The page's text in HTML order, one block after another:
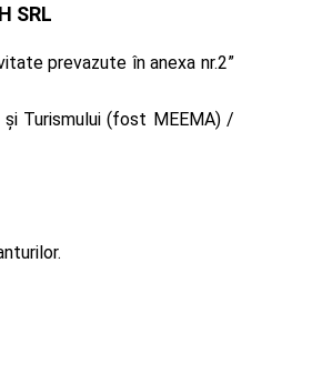
SRL
prevazute în anexa nr.2”
Turismului (fost MEEMA) /